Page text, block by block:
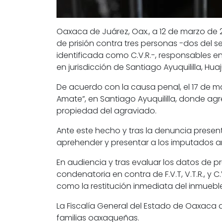
Oaxaca de Juárez, Oax., a 12 de marzo
de prisión contra tres personas -dos del
identificada como C.V.R.-, responsables
en jurisdicción de Santiago Ayuquililla,
De acuerdo con la causa penal, el 17 de
Amate”, en Santiago Ayuquililla, donde
propiedad del agraviado.
Ante este hecho y tras la denuncia
aprehender y presentar a los imputados
En audiencia y tras evaluar los datos de
condenatoria en contra de F.V.T, V.T.R., y
como la restitución inmediata del
La Fiscalía General del Estado de
familias oaxaqueñas.